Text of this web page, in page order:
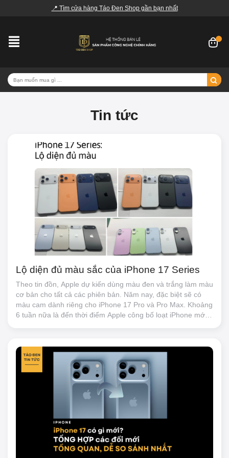
📍 Tìm cửa hàng Táo Đen Shop gần bạn nhất
Tin tức
Lộ diện đủ màu sắc của iPhone 17 Series
Theo tin đồn, Apple dự kiến dùng màu đen và trắng làm màu
cơ bản cho tất cả các phiên bản. Năm nay, đặc biệt sẽ có
màu cam dành riêng cho iPhone 17 Pro và Pro Max. Khoảng
6 tuần nữa là đến thời điểm Apple công bố loạt iPhone mới.
nhất là thông tin về màu sắc của các phiên bản iPhone sắp
tới. Mới đây, chuyên gia rò rỉ Sonny Dickson đã chia sẻ loạt
ảnh về các mô hình iPhone 17 đại diện cho những màu sắc
được Apple lựa chọn. Các hình ảnh Dickson công bố cho
thấy iPhone 17 Pro sẽ có các màu đen, trắng, xanh đậm và
đặc biệt là màu cam. Đây là màu sắc hiếm thấy đối với dòng
tông màu trung tính và sang trọng hơn. Mặc dù vậy, chưa
thể khẳng định đây là màu sắc cuối cùng khi sản phẩm lên
kệ, vì màu cam này có thể là hiệu ứng của góc chụp hoặc
ánh sáng. Các rò rỉ trước đó từng cho rằng màu cam thực